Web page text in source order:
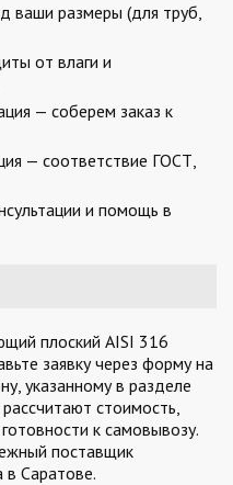
ваши размеры (для труб,
от влаги и
— соберем заказ к
— соответствие ГОСТ,
и помощь в
плоский AISI 316
заявку через форму на
указанному в разделе
стоимость,
к самовывозу.
поставщик
Саратове.